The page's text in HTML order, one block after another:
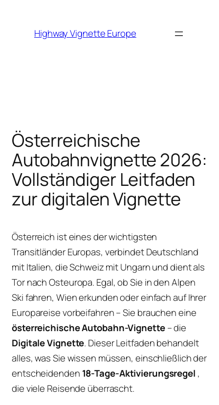
Highway Vignette Europe
Österreichische
Autobahnvignette 2026:
Vollständiger Leitfaden
zur digitalen Vignette
Österreich ist eines der wichtigsten
Transitländer Europas, verbindet Deutschland
mit Italien, die Schweiz mit Ungarn und dient als
Tor nach Osteuropa. Egal, ob Sie in den Alpen
Ski fahren, Wien erkunden oder einfach auf Ihrer
Europareise vorbeifahren – Sie brauchen eine
österreichische Autobahn-Vignette– die
Digitale Vignette. Dieser Leitfaden behandelt
alles, was Sie wissen müssen, einschließlich der
entscheidenden 18-Tage-Aktivierungsregel ,
die viele Reisende überrascht.